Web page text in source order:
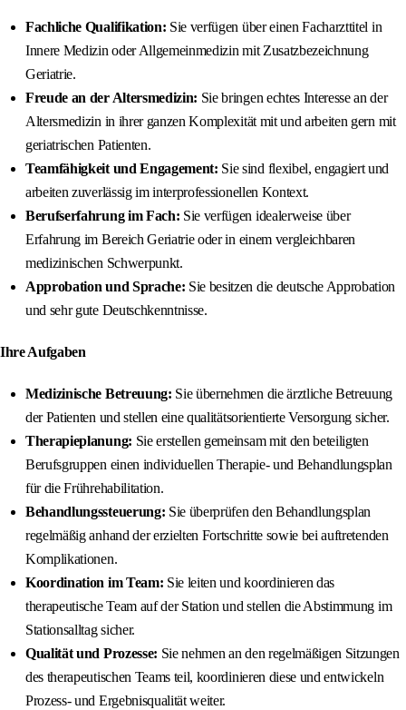
Fachliche Qualifikation: Sie verfügen über einen Facharzttitel in
Innere Medizin oder Allgemeinmedizin mit Zusatzbezeichnung
Geriatrie.
Freude an der Altersmedizin: Sie bringen echtes Interesse an der
Altersmedizin in ihrer ganzen Komplexität mit und arbeiten gern mit
geriatrischen Patienten.
Teamfähigkeit und Engagement: Sie sind flexibel, engagiert und
arbeiten zuverlässig im interprofessionellen Kontext.
Berufserfahrung im Fach: Sie verfügen idealerweise über
Erfahrung im Bereich Geriatrie oder in einem vergleichbaren
medizinischen Schwerpunkt.
Approbation und Sprache: Sie besitzen die deutsche Approbation
und sehr gute Deutschkenntnisse.
Ihre Aufgaben
Medizinische Betreuung: Sie übernehmen die ärztliche Betreuung
der Patienten und stellen eine qualitätsorientierte Versorgung sicher.
Therapieplanung: Sie erstellen gemeinsam mit den beteiligten
Berufsgruppen einen individuellen Therapie- und Behandlungsplan
für die Frührehabilitation.
Behandlungssteuerung: Sie überprüfen den Behandlungsplan
regelmäßig anhand der erzielten Fortschritte sowie bei auftretenden
Komplikationen.
Koordination im Team: Sie leiten und koordinieren das
therapeutische Team auf der Station und stellen die Abstimmung im
Stationsalltag sicher.
Qualität und Prozesse: Sie nehmen an den regelmäßigen Sitzungen
des therapeutischen Teams teil, koordinieren diese und entwickeln
Prozess- und Ergebnisqualität weiter.